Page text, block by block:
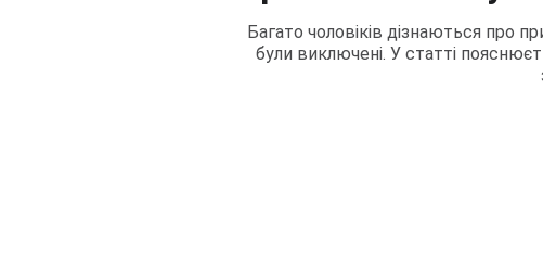
Багато чоловіків дізнаються про
були виключені. У статті